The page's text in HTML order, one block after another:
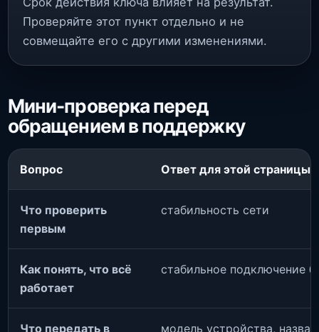
Проверяйте этот пункт отдельно и не
совмещайте его с другими изменениями.
Мини-проверка перед
обращением в поддержку
Вопрос Ответ для этой страницы
Что проверить
первым
стабильность сети
Как понять, что всё
работает
стабильное подключение
Что передать в
модель устройства,